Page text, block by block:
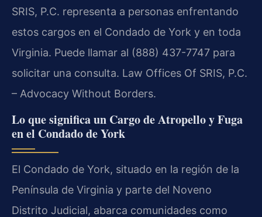
SRIS, P.C. representa a personas enfrentando
estos cargos en el Condado de York y en toda
Virginia. Puede llamar al (888) 437-7747 para
solicitar una consulta. Law Offices Of SRIS, P.C.
– Advocacy Without Borders.
Lo que significa un Cargo de Atropello y Fuga
en el Condado de York
El Condado de York, situado en la región de la
Península de Virginia y parte del Noveno
Distrito Judicial, abarca comunidades como